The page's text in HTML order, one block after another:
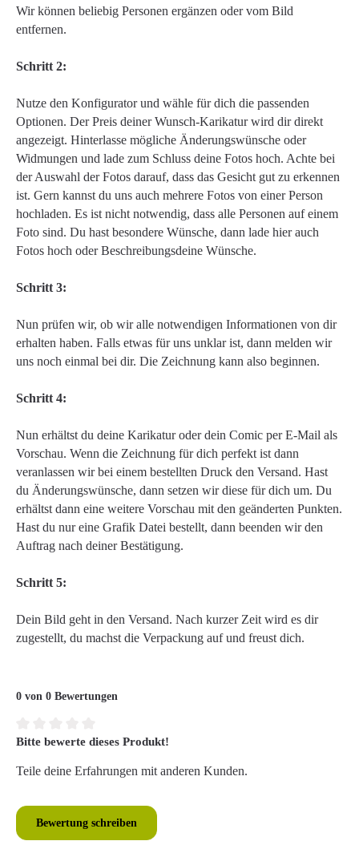
Wir können beliebig Personen ergänzen oder vom Bild
entfernen.
Schritt 2:
Nutze den Konfigurator und wähle für dich die passenden
Optionen. Der Preis deiner Wunsch-Karikatur wird dir direkt
angezeigt. Hinterlasse mögliche Änderungswünsche oder
Widmungen und lade zum Schluss deine Fotos hoch. Achte bei
der Auswahl der Fotos darauf, dass das Gesicht gut zu erkennen
ist. Gern kannst du uns auch mehrere Fotos von einer Person
hochladen. Es ist nicht notwendig, dass alle Personen auf einem
Foto sind. Du hast besondere Wünsche, dann lade hier auch
Fotos hoch oder Beschreibungsdeine Wünsche.
Schritt 3:
Nun prüfen wir, ob wir alle notwendigen Informationen von dir
erhalten haben. Falls etwas für uns unklar ist, dann melden wir
uns noch einmal bei dir. Die Zeichnung kann also beginnen.
Schritt 4:
Nun erhältst du deine Karikatur oder dein Comic per E-Mail als
Vorschau. Wenn die Zeichnung für dich perfekt ist dann
veranlassen wir bei einem bestellten Druck den Versand. Hast
du Änderungswünsche, dann setzen wir diese für dich um. Du
erhältst dann eine weitere Vorschau mit den geänderten Punkten.
Hast du nur eine Grafik Datei bestellt, dann beenden wir den
Auftrag nach deiner Bestätigung.
Schritt 5:
Dein Bild geht in den Versand. Nach kurzer Zeit wird es dir
zugestellt, du machst die Verpackung auf und freust dich.
0 von 0 Bewertungen
Durchschnittliche Bewertung von 0 von 5 Sternen
Bitte bewerte dieses Produkt!
Teile deine Erfahrungen mit anderen Kunden.
Bewertung schreiben